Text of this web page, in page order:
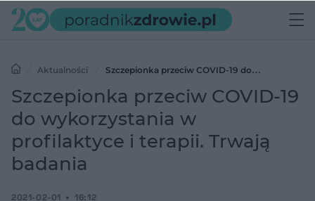
Aktualności
Szczepionka przeciw COVID-19 do
wykorzystania w profilaktyce i terapii. Trwają badania
Szczepionka przeciw COVID-19
do wykorzystania w
profilaktyce i terapii. Trwają
badania
2021-02-01 16:12